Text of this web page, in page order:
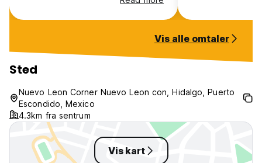
-Frokost ikke inkludert (Auto-translated from original
push for cash deals that’s more
expensive than online
I have it all in messages / screen
shots . BE CAREFUL book all the
time you need in one town
otherwise they will GET YOU….
here in a
Vis alle omtaler
Sted
Nuevo Leon Corner Nuevo Leon con, Hidalgo, Puerto
Escondido, Mexico
4.3km fra sentrum
Vis kart